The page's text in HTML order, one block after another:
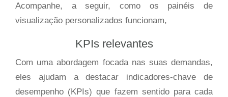
Acompanhe, a seguir, como os painéis de
visualização personalizados funcionam,
KPIs relevantes
Com uma abordagem focada nas suas demandas,
eles ajudam a destacar indicadores-chave de
desempenho (KPIs) que fazem sentido para cada